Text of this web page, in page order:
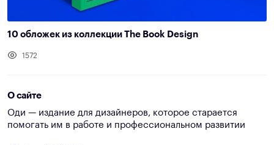
10 обложек из коллекции The Book Design
1572
О сайте
Оди — издание для дизайнеров, которое старается
помогать им в работе и профессиональном развитии